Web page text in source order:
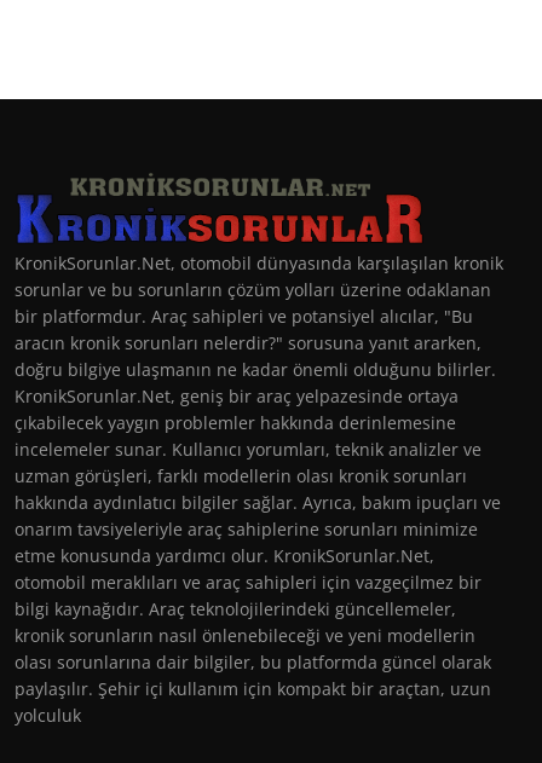
KronikSorunlar.Net, otomobil dünyasında karşılaşılan kronik
sorunlar ve bu sorunların çözüm yolları üzerine odaklanan
bir platformdur. Araç sahipleri ve potansiyel alıcılar, "Bu
aracın kronik sorunları nelerdir?" sorusuna yanıt ararken,
doğru bilgiye ulaşmanın ne kadar önemli olduğunu bilirler.
KronikSorunlar.Net, geniş bir araç yelpazesinde ortaya
çıkabilecek yaygın problemler hakkında derinlemesine
incelemeler sunar. Kullanıcı yorumları, teknik analizler ve
uzman görüşleri, farklı modellerin olası kronik sorunları
hakkında aydınlatıcı bilgiler sağlar. Ayrıca, bakım ipuçları ve
onarım tavsiyeleriyle araç sahiplerine sorunları minimize
etme konusunda yardımcı olur. KronikSorunlar.Net,
otomobil meraklıları ve araç sahipleri için vazgeçilmez bir
bilgi kaynağıdır. Araç teknolojilerindeki güncellemeler,
kronik sorunların nasıl önlenebileceği ve yeni modellerin
olası sorunlarına dair bilgiler, bu platformda güncel olarak
paylaşılır. Şehir içi kullanım için kompakt bir araçtan, uzun
yolculuk